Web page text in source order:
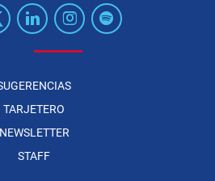
TARJETERO
NEWSLETTER
STAFF